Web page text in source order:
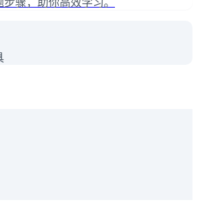
骤，助你高效学习。